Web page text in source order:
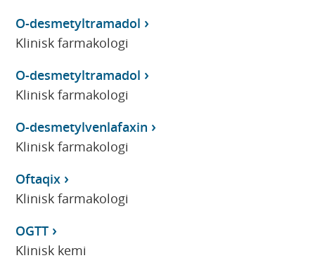
O-desmetyltramadol
Klinisk farmakologi
O-desmetyltramadol
Klinisk farmakologi
O-desmetylvenlafaxin
Klinisk farmakologi
Oftaqix
Klinisk farmakologi
OGTT
Klinisk kemi